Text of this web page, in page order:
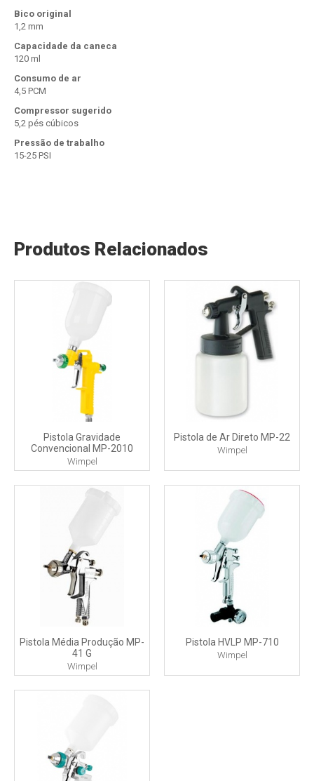
Bico original
1,2 mm
Capacidade da caneca
120 ml
Consumo de ar
4,5 PCM
Compressor sugerido
5,2 pés cúbicos
Pressão de trabalho
15-25 PSI
Produtos Relacionados
Pistola Gravidade
Convencional MP-2010
Wimpel
Pistola de Ar Direto MP-22
Wimpel
Pistola Média Produção MP-
41 G
Wimpel
Pistola HVLP MP-710
Wimpel